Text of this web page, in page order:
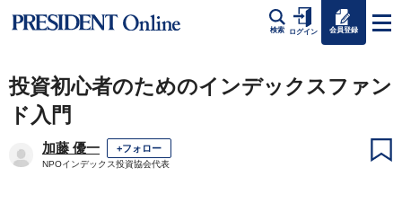
検索 ログイン 会員登録
投資初心者のためのインデックスファン
ド入門
加藤 優一 +フォロー
NPOインデックス投資協会代表